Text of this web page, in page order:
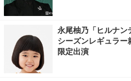
永尾柚乃「ヒルナ
シーズンレギュラ
限定出演